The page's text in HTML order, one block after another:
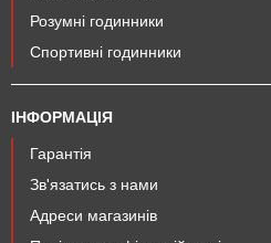
Розумні годинники
Спортивні годинники
ІНФОРМАЦІЯ
Гарантія
Зв'язатись з нами
Адреси магазинів